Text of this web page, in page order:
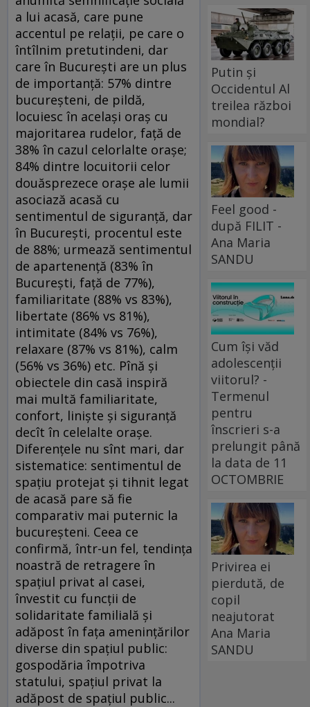
a lui acasă, care pune
accentul pe relații, pe care o
întîlnim pretutindeni, dar
care în București are un plus
de importanță: 57% dintre
bucureșteni, de pildă,
locuiesc în același oraș cu
majoritarea rudelor, față de
38% în cazul celorlalte orașe;
84% dintre locuitorii celor
douăsprezece orașe ale lumii
asociază acasă cu
sentimentul de siguranță, dar
în București, procentul este
de 88%; urmează sentimentul
de apartenență (83% în
București, față de 77%),
familiaritate (88% vs 83%),
libertate (86% vs 81%),
intimitate (84% vs 76%),
relaxare (87% vs 81%), calm
(56% vs 36%) etc. Pînă și
obiectele din casă inspiră
mai multă familiaritate,
confort, liniște și siguranță
decît în celelalte orașe.
Diferențele nu sînt mari, dar
sistematice: sentimentul de
spațiu protejat și tihnit legat
de acasă pare să fie
comparativ mai puternic la
bucureșteni. Ceea ce
confirmă, într-un fel, tendința
noastră de retragere în
spațiul privat al casei,
învestit cu funcții de
solidaritate familială și
adăpost în fața amenințărilor
diverse din spațiul public:
gospodăria împotriva
statului, spațiul privat la
adăpost de spațiul public...
Putin și
Occidentul Al
treilea război
mondial?
Feel good -
după FILIT -
Ana Maria
SANDU
Cum își văd
adolescenții
viitorul? -
Termenul
pentru
înscrieri s-a
prelungit până
la data de 11
OCTOMBRIE
Privirea ei
pierdută, de
copil
neajutorat
Ana Maria
SANDU